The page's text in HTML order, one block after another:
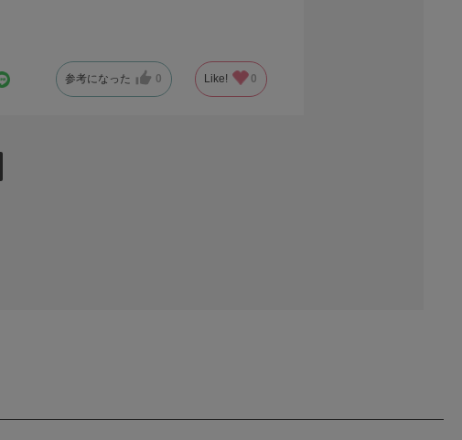
参考になった 0 Like! 0